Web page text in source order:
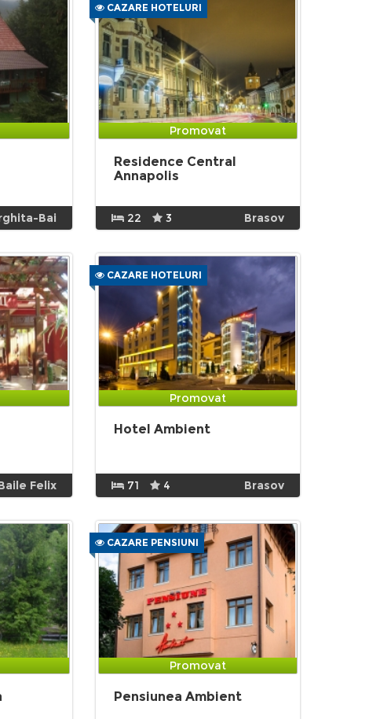
Bai
CAZARE HOTELURI
Promovat
Residence Central
Annapolis
22 3 Brasov
Felix
CAZARE HOTELURI
Promovat
Hotel Ambient
71 4 Brasov
CAZARE PENSIUNI
Promovat
Pensiunea Ambient